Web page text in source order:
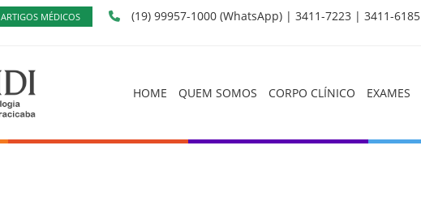
ARTIGOS MÉDICOS (19) 99957-1000 (WhatsApp) | 3411-7223 | 3411-6185
Centro de Fisiologia Digestiva de Piracicaba
HOME QUEM SOMOS CORPO CLÍNICO EXAMES